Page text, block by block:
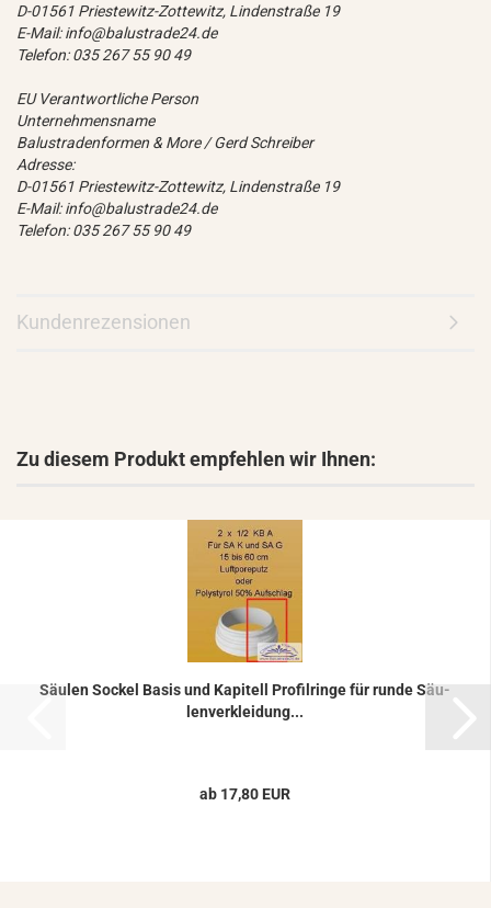
D-01561 Priestewitz-Zottewitz, Lindenstraße 19
E-Mail: info@balustrade24.de
Telefon: 035 267 55 90 49
EU Verantwortliche Person
Unternehmensname
Balustradenformen & More / Gerd Schreiber
Adresse:
D-01561 Priestewitz-Zottewitz, Lindenstraße 19
E-Mail: info@balustrade24.de
Telefon: 035 267 55 90 49
Kundenrezensionen
Zu diesem Produkt empfehlen wir Ihnen:
Säu­len So­ckel Basis und Ka­pi­tell Pro­fil­rin­ge für runde Säu­
len­ver­klei­dung...
ab 17,80 EUR